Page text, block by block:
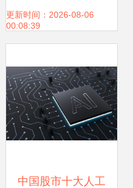
能应用软件开发的
更新时间：2026-08-06
00:08:39
中国股市十大人工